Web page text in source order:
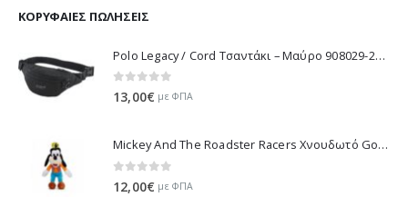
ΚΟΡΥΦΑΊΕΣ ΠΩΛΉΣΕΙΣ
Polo Legacy / Cord Τσαντάκι – Μαύρο 908029-2000 2022
0out of 5
13,00€ με ΦΠΑ
Mickey And The Roadster Racers Χνουδωτό Goofy 25 εκ 1607-01691
0 out of 5
12,00€ με ΦΠΑ